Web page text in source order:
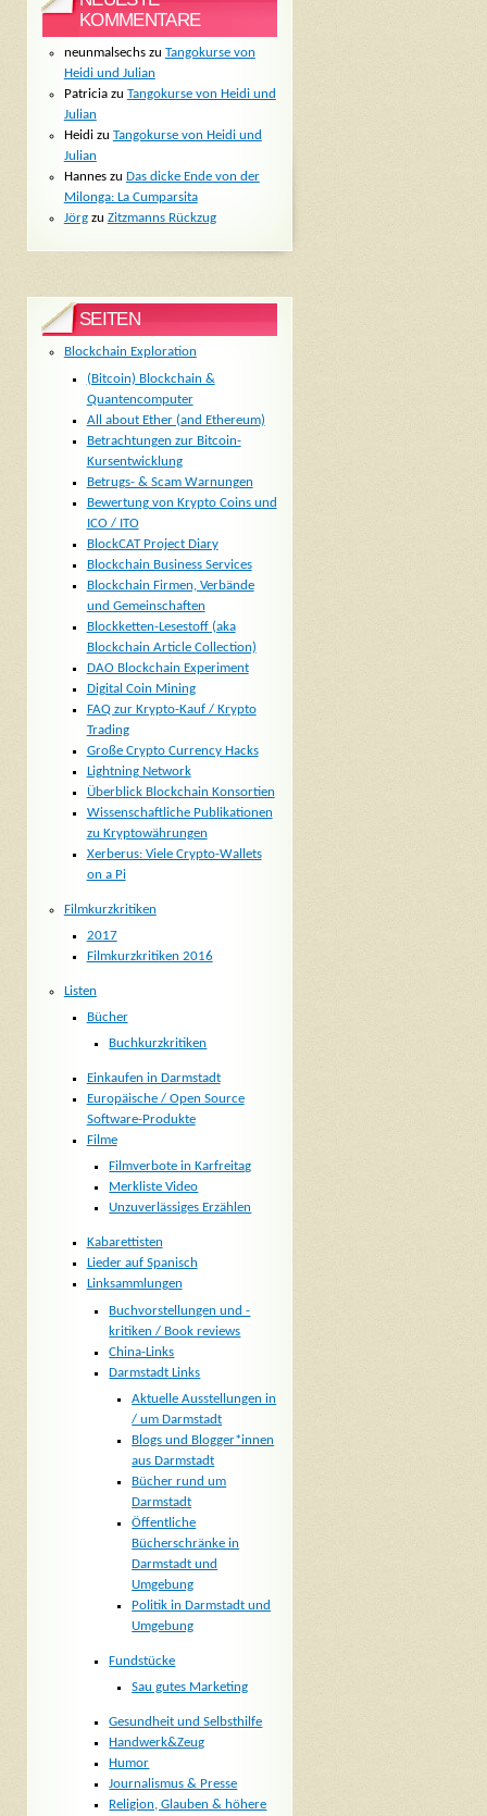
KOMMENTARE
neunmalsechszu Tangokurse von
Heidi und Julian
Patriciazu Tangokurse von Heidi und
Julian
Heidizu Tangokurse von Heidi und
Julian
Hanneszu Das dicke Ende von der
Milonga: La Cumparsita
Jörgzu Zitzmanns Rückzug
SEITEN
Blockchain Exploration
(Bitcoin) Blockchain &
Quantencomputer
All about Ether (and Ethereum)
Betrachtungen zur Bitcoin-
Kursentwicklung
Betrugs- & Scam Warnungen
Bewertung von Krypto Coins und
ICO / ITO
BlockCAT Project Diary
Blockchain Business Services
Blockchain Firmen, Verbände
und Gemeinschaften
Blockketten-Lesestoff (aka
Blockchain Article Collection)
DAO Blockchain Experiment
Digital Coin Mining
FAQ zur Krypto-Kauf / Krypto
Trading
Große Crypto Currency Hacks
Lightning Network
Überblick Blockchain Konsortien
Wissenschaftliche Publikationen
zu Kryptowährungen
Xerberus: Viele Crypto-Wallets
on a Pi
Filmkurzkritiken
2017
Filmkurzkritiken 2016
Listen
Bücher
Buchkurzkritiken
Einkaufen in Darmstadt
Europäische / Open Source
Software-Produkte
Filme
Filmverbote in Karfreitag
Merkliste Video
Unzuverlässiges Erzählen
Kabarettisten
Lieder auf Spanisch
Linksammlungen
Buchvorstellungen und -
kritiken / Book reviews
China-Links
Darmstadt Links
Aktuelle Ausstellungen in
/ um Darmstadt
Blogs und Blogger*innen
aus Darmstadt
Bücher rund um
Darmstadt
Öffentliche
Bücherschränke in
Darmstadt und
Umgebung
Politik in Darmstadt und
Umgebung
Fundstücke
Sau gutes Marketing
Gesundheit und Selbsthilfe
Handwerk&Zeug
Humor
Journalismus & Presse
Religion, Glauben & höhere